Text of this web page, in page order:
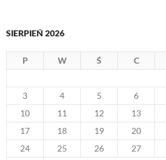
SIERPIEŃ 2026
P W Ś C
3
4 5 6
10
11 12 13
17
18 19 20
24
25 26 27